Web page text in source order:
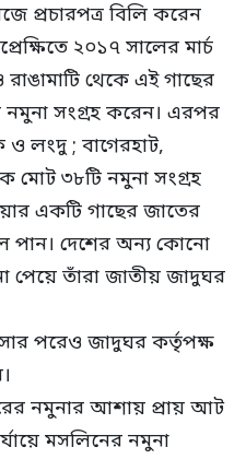
প্রচারপত্র বিলি করেন
২০১৭ সালের মার্চ
থেকে এই গাছের
সংগ্রহ করেন। এরপর
ও লংদু ; বাগেরহাট,
মোট ৩৮টি নমুনা সংগ্রহ
একটি গাছের জাতের
পান। দেশের অন্য কোনো
পেয়ে তাঁরা জাতীয় জাদুঘর
পরেও জাদুঘর কর্তৃপক্ষ
নমুনার আশায় প্রায় আট
মসলিনের নমুনা